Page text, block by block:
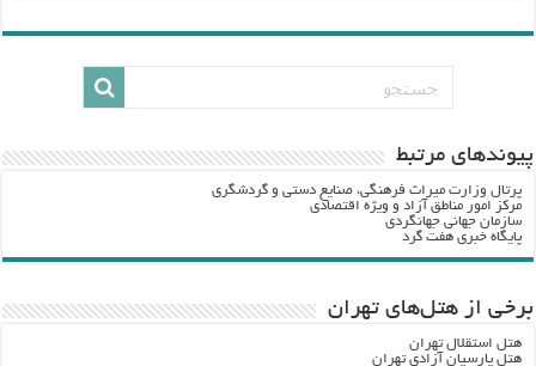
پيوندهاي مرتبط
پرتال وزارت ميراث فرهنگي، صنایع دستی و گردشگري
مرکز امور مناطق آزاد و ویژه اقتصادی
سازمان جهانی جهانگردی
پایگاه خبری هفت گرد
برخی از هتل‌های تهران
هتل استقلال تهران
هتل پارسیان آزادی تهران